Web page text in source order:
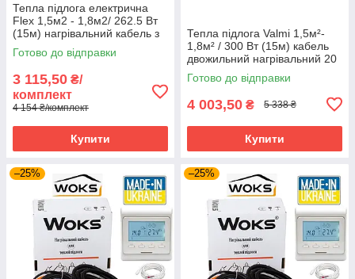
Тепла підлога електрична
Flex 1,5м2 - 1,8м2/ 262.5 Вт
(15м) нагрівальний кабель з
програмованим
терморегулятором E51
Готово до відправки
3 115,50 ₴/
комплект
4 154 ₴/комплект
Купити
Тепла підлога Valmi 1,5м²-
1,8м² / 300 Вт (15м) кабель
двожильний нагрівальний 20
Вт/м з терморегулятором E51
Готово до відправки
4 003,50 ₴ 5 338 ₴
Купити
–25% –25%